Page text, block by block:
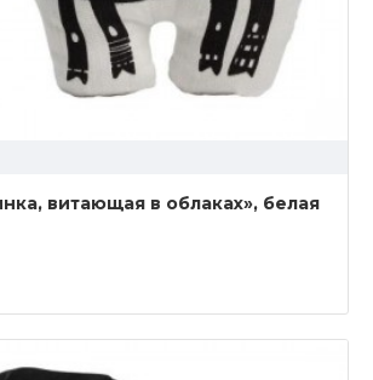
витающая в облаках», белая